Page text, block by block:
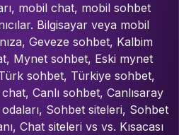
mobil chat, mobil sohbet
Bilgisayar veya mobil
Geveze sohbet, Kalbim
Mynet sohbet, Eski mynet
sohbet, Türkiye sohbet,
Canlı sohbet, Canlısaray
Sohbet siteleri, Sohbet
Chat siteleri vs vs. Kısacası